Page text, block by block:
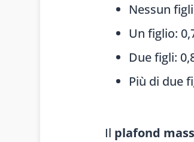
Nessun
Un figlio:
Due figli:
Più di due
Il plafond